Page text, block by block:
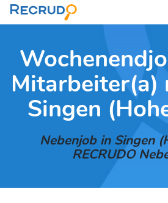
Mitarbeiter(a)
Singen
Nebenjob in Singen
RECRUDO